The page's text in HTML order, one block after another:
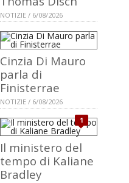
NOTIZIE / 6/08/2026
Cinzia Di Mauro
parla di
Finisterrae
NOTIZIE / 6/08/2026
1
Il ministero del
tempo di Kaliane
Bradley